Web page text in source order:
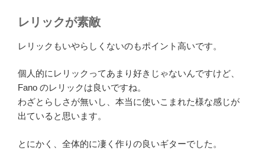
レリックが素敵
レリックもいやらしくないのもポイント高いです。
個人的にレリックってあまり好きじゃないんですけど、
Fano のレリックは良いですね。
わざとらしさが無いし、本当に使いこまれた様な感じが
出ていると思います。
とにかく、全体的に凄く作りの良いギターでした。